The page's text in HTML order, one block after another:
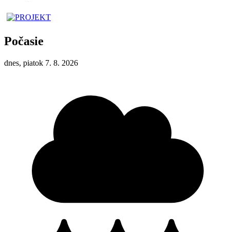
Počasie
dnes, piatok 7. 8. 2026